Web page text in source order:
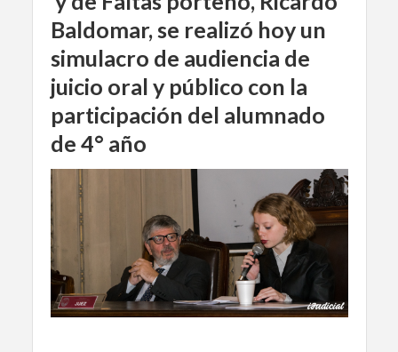
Baldomar, se realizó hoy un
simulacro de audiencia de
juicio oral y público con la
participación del alumnado
de 4° año